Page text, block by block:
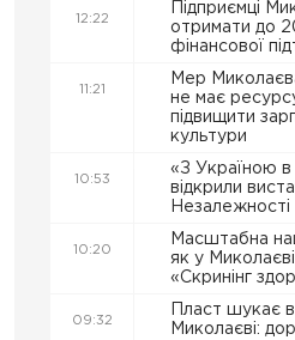
12:22
Підприємці
отримати до
фінансової
11:21
Мер
не має
підвищити
культури
10:53
«З Україною в
відкрили
Незалежності
10:20
Масштабна
як у Миколаєві
«Скринінг
09:32
Пласт шукає
Миколаєві: